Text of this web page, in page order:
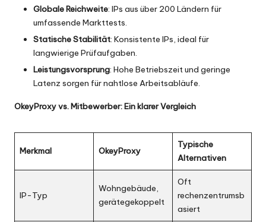
Globale Reichweite: IPs aus über 200 Ländern für
umfassende Markttests.
Statische Stabilität: Konsistente IPs, ideal für
langwierige Prüfaufgaben.
Leistungsvorsprung: Hohe Betriebszeit und geringe
Latenz sorgen für nahtlose Arbeitsabläufe.
OkeyProxy vs. Mitbewerber: Ein klarer Vergleich
Merkmal OkeyProxy
Typische
Alternativen
IP-Typ
Wohngebäude,
gerätegekoppelt
Oft
rechenzentrumsb
asiert